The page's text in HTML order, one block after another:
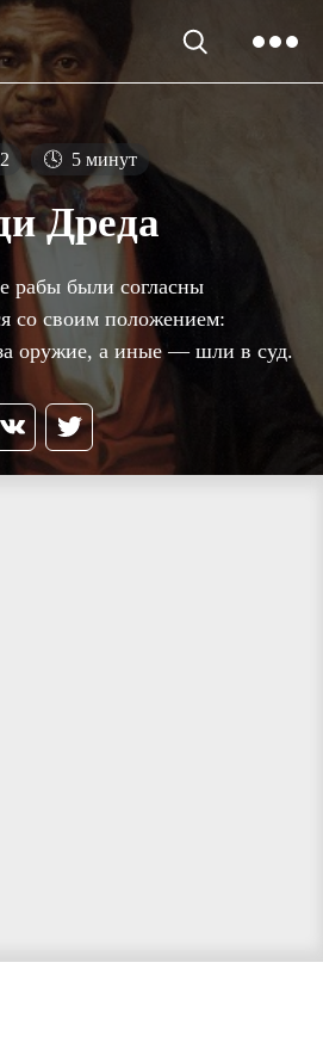
🕓 5 минут
Дреда
рабы были согласны
со своим положением:
оружие, а иные — шли в суд.